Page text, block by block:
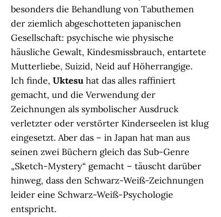
besonders die Behandlung von Tabuthemen
der ziemlich abgeschotteten japanischen
Gesellschaft: psychische wie physische
häusliche Gewalt, Kindesmissbrauch, entartete
Mutterliebe, Suizid, Neid auf Höherrangige.
Ich finde,Uktesuhat das alles raffiniert
gemacht, und die Verwendung der
Zeichnungen als symbolischer Ausdruck
verletzter oder verstörter Kinderseelen ist klug
eingesetzt. Aber das – in Japan hat man aus
seinen zwei Büchern gleich das Sub-Genre
„Sketch-Mystery“ gemacht – täuscht darüber
hinweg, dass den Schwarz-Weiß-Zeichnungen
leider eine Schwarz-Weiß-Psychologie
entspricht.